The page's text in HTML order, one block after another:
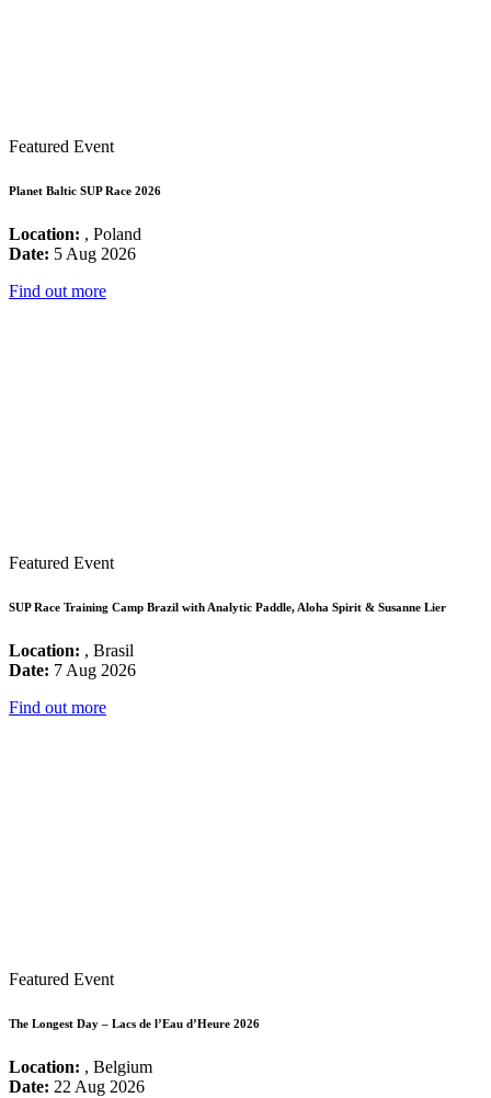
Featured Event
Planet Baltic SUP Race 2026
Location: , Poland
Date: 5 Aug 2026
Find out more
Featured Event
SUP Race Training Camp Brazil with Analytic Paddle, Aloha Spirit & Susanne Lier
Location: , Brasil
Date: 7 Aug 2026
Find out more
Featured Event
The Longest Day – Lacs de l’Eau d’Heure 2026
Location: , Belgium
Date: 22 Aug 2026